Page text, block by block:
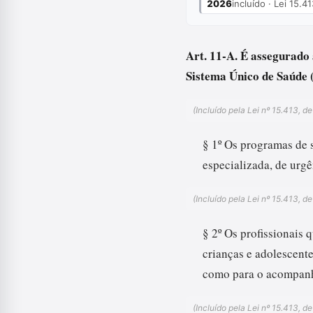
2026incluído · Lei
Art. 11-A. É assegurado
Sistema Único de
(Incluído pela Lei nº 15.413,
§ 1º Os programas
especializada, de
(Incluído pela Lei nº 15.413,
§ 2º Os profissionais
crianças e
como para o
(Incluído pela Lei nº 15.413,